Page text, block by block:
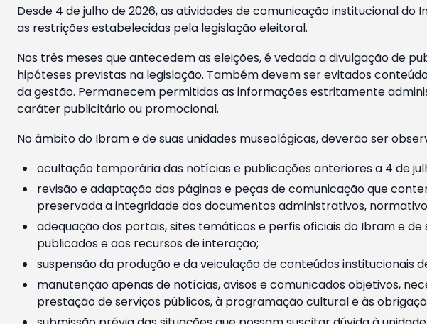
Desde 4 de julho de 2026, as atividades de comunicação institucional
as restrições estabelecidas pela legislação eleitoral.
Nos três meses que antecedem as eleições, é vedada a divulgação de
hipóteses previstas na legislação. Também devem ser evitados
da gestão. Permanecem permitidas as informações estritamente
caráter publicitário ou promocional.
No âmbito do Ibram e de suas unidades museológicas, deverão ser
ocultação temporária das notícias e publicações anteriores a 4 de
revisão e adaptação das páginas e peças de comunicação que
preservada a integridade dos documentos administrativos,
adequação dos portais, sites temáticos e perfis oficiais do Ibram e
publicados e aos recursos de interação;
suspensão da produção e da veiculação de conteúdos institucionais
manutenção apenas de notícias, avisos e comunicados objetivos,
prestação de serviços públicos, à programação cultural e às